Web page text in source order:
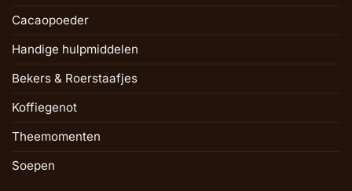
Cacaopoeder
Handige hulpmiddelen
Bekers & Roerstaafjes
Koffiegenot
Theemomenten
Soepen